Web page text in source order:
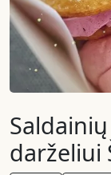
darželiui